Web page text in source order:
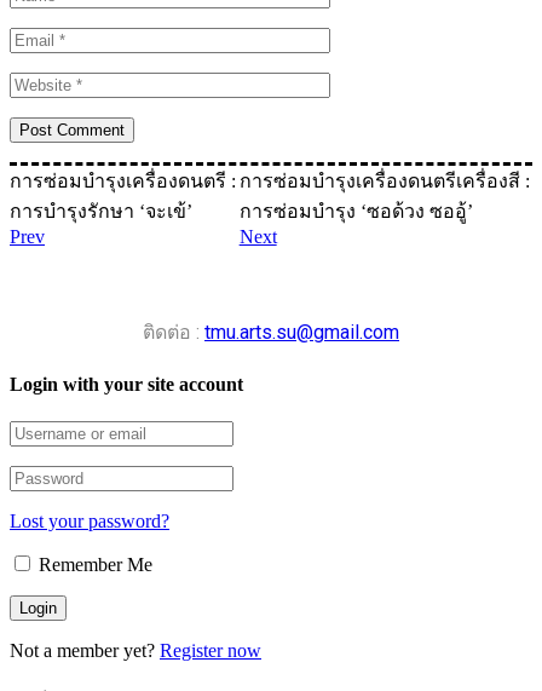
การซ่อมบำรุงเครื่องดนตรี :
การบำรุงรักษา ‘จะเข้’
Prev
การซ่อมบำรุงเครื่องดนตรีเครื่องสี :
การซ่อมบำรุง ‘ซอด้วง ซออู้’
Next
ติดต่อ : tmu.arts.su@gmail.com
Login with your site account
Lost your password?
Remember Me
Not a member yet? Register now